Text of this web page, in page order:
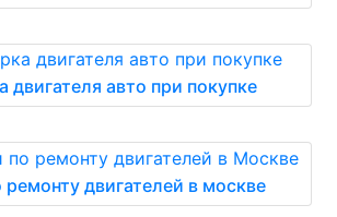
двигателя авто при покупке
ремонту двигателей в москве